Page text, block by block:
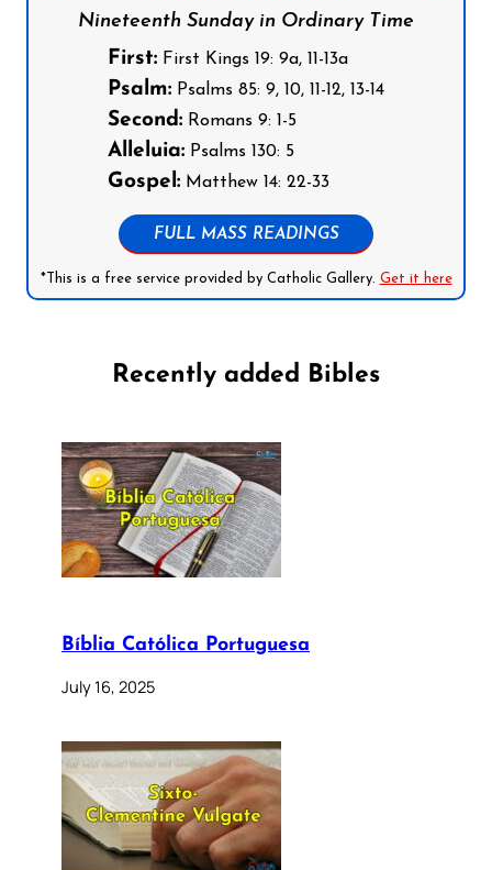
Nineteenth Sunday in Ordinary Time
First: First Kings 19: 9a, 11-13a
Psalm: Psalms 85: 9, 10, 11-12, 13-14
Second: Romans 9: 1-5
Alleluia: Psalms 130: 5
Gospel: Matthew 14: 22-33
FULL MASS READINGS
*This is a free service provided by Catholic Gallery. Get it here
Recently added Bibles
Bíblia Católica Portuguesa
July 16, 2025